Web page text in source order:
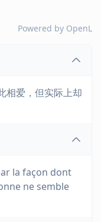
Powered by OpenL
相爱，但实际上却
la façon dont
ne semble